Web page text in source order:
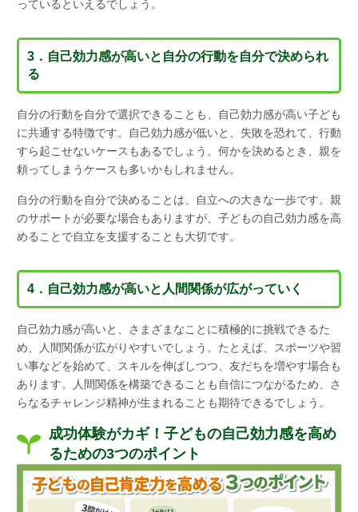
っているといえるでしょう。
3．自己効力感が高いと自分の行動を自分で決められ
る
自分の行動を自分で選択できることも、自己効力感が高い子ども
に共通する特徴です。自己効力感が低いと、失敗を恐れて、行動
すら起こせないケースもあるでしょう。何かを決めるとき、親を
頼ってしまうケースも多いかもしれません。
自分の行動を自分で決めることは、自立への大きな一歩です。親
のサポートが必要な場合もありますが、子どもの自己効力感を高
めることで自立を支援することも大切です。
4．自己効力感が高いと人間関係が広がっていく
自己効力感が高いと、さまざまなことに積極的に挑戦できるた
め、人間関係が広がりやすいでしょう。たとえば、スポーツや習
い事などを始めて、スキルを伸ばしつつ、友だちを増やす場合も
あります。人間関係を構築できることも自信につながるため、さ
らなるチャレンジ精神が生まれることも期待できるでしょう。
成功体験がカギ！子どもの自己効力感を高め
るための3つのポイント